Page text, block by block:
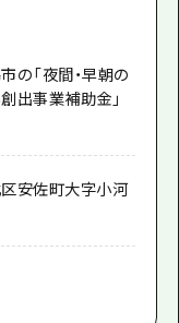
「夜間・早朝の
出事業補助金」
安佐町大字小河